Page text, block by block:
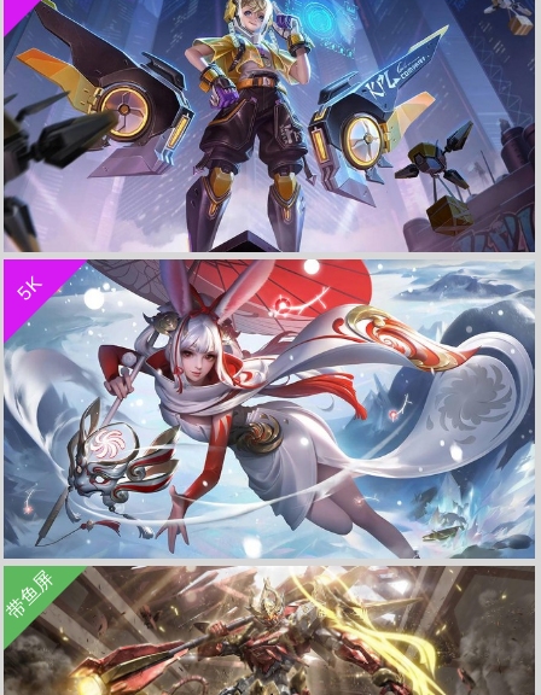
天狼运算者-孙膑《王者荣耀》 4K电脑壁纸
5K
祈雪灵祝-公孙离《王者荣耀》 4K电脑高清壁纸
立 即 下 载
收 藏
带鱼屏
立 即 下 载
收 藏